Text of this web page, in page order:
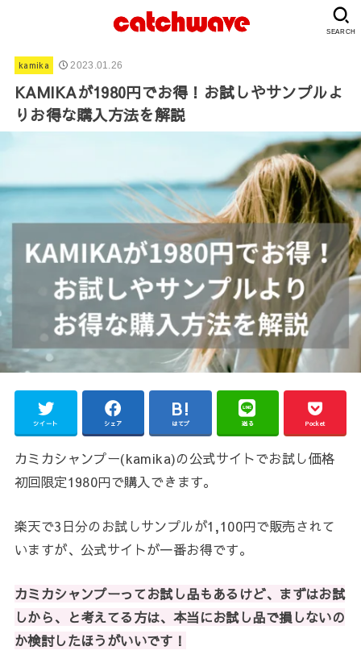
SEARCH
kamika 2023.01.26
KAMIKAが1980円でお得！お試しやサンプルよ
りお得な購入方法を解説
ツイート シェア はてブ 送る Pocket
カミカシャンプー(kamika)の公式サイトでお試し価格
初回限定1980円で購入できます。
楽天で3日分のお試しサンプルが1,100円で販売されて
いますが、公式サイトが一番お得です。
カミカシャンプーってお試し品もあるけど、まずはお試
しから、と考えてる方は、本当にお試し品で損しないの
か検討したほうがいいです！